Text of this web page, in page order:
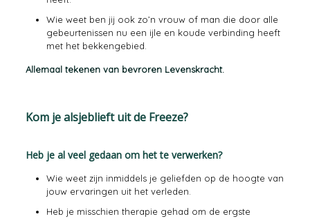
Wie weet ben jij ook zo’n vrouw of man die door alle
gebeurtenissen nu een ijle en koude verbinding heeft
met het bekkengebied.
Allemaal tekenen van bevroren Levenskracht.
Kom je alsjeblieft uit de Freeze?
Heb je al veel gedaan om het te verwerken?
Wie weet zijn inmiddels je geliefden op de hoogte van
jouw ervaringen uit het verleden.
Heb je misschien therapie gehad om de ergste